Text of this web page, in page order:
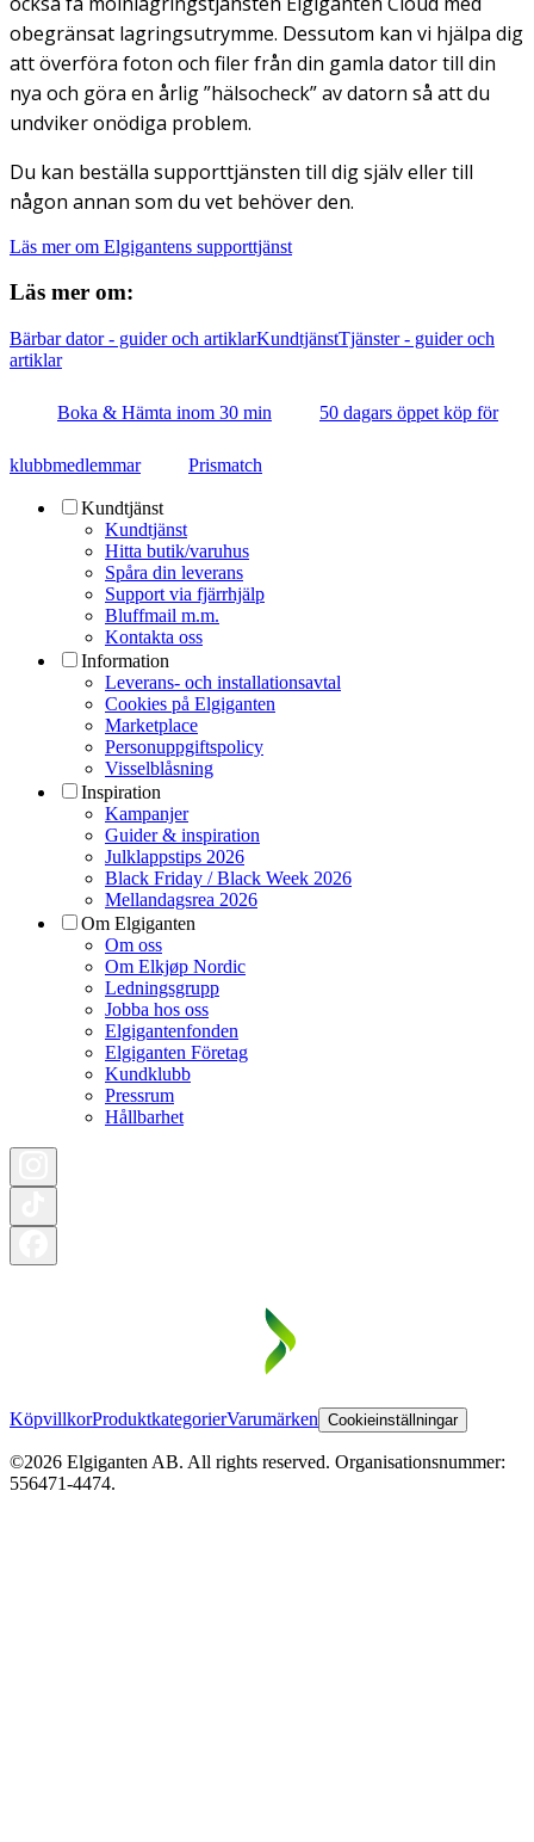
obegränsat lagringsutrymme. Dessutom kan vi hjälpa dig
att överföra foton och filer från din gamla dator till din
nya och göra en årlig ”hälsocheck” av datorn så att du
undviker onödiga problem.
Du kan beställa supporttjänsten till dig själv eller till
någon annan som du vet behöver den.
Läs mer om Elgigantens supporttjänst
Läs mer om:
Bärbar dator - guider och artiklarKundtjänstTjänster - guider och
artiklar
Boka & Hämta inom 30 min 50 dagars öppet köp för
klubbmedlemmar Prismatch
Kundtjänst
Kundtjänst
Hitta butik/varuhus
Spåra din leverans
Support via fjärrhjälp
Bluffmail m.m.
Kontakta oss
Information
Leverans- och installationsavtal
Cookies på Elgiganten
Marketplace
Personuppgiftspolicy
Visselblåsning
Inspiration
Kampanjer
Guider & inspiration
Julklappstips 2026
Black Friday / Black Week 2026
Mellandagsrea 2026
Om Elgiganten
Om oss
Om Elkjøp Nordic
Ledningsgrupp
Jobba hos oss
Elgigantenfonden
Elgiganten Företag
Kundklubb
Pressrum
Hållbarhet
KöpvillkorProduktkategorierVarumärken Cookieinställningar
©2026 Elgiganten AB. All rights reserved. Organisationsnummer:
556471-4474.